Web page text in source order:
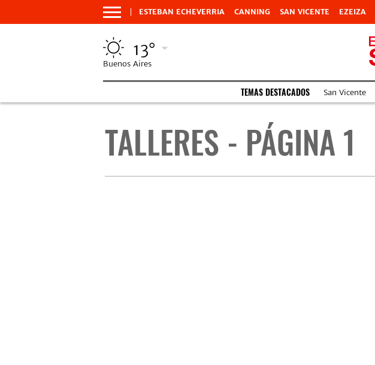
ESTEBAN ECHEVERRIA CANNING SAN VICENTE EZEIZA
13°
Buenos Aires
TEMAS DESTACADOS San Vicente
TALLERES - PÁGINA 1